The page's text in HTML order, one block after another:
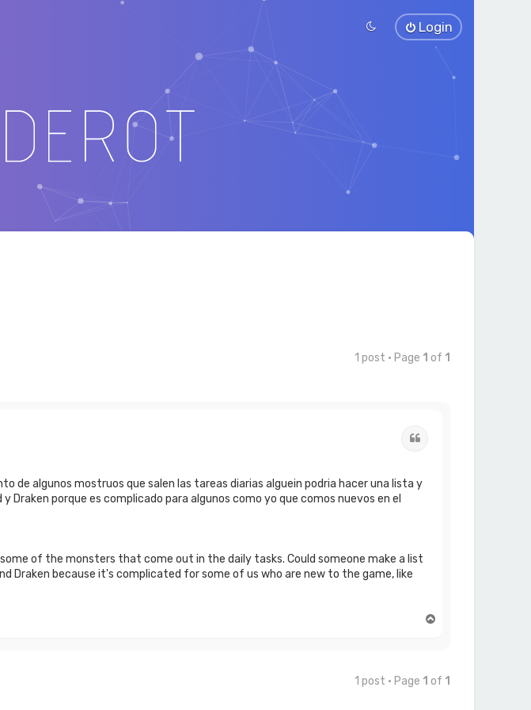
Login
1 post • Page 1 of 1
de algunos mostruos que salen las tareas diarias alguein podria hacer una lista y
Draken porque es complicado para algunos como yo que comos nuevos en el
of the monsters that come out in the daily tasks. Could someone make a list
Draken because it's complicated for some of us who are new to the game, like
1 post • Page 1 of 1